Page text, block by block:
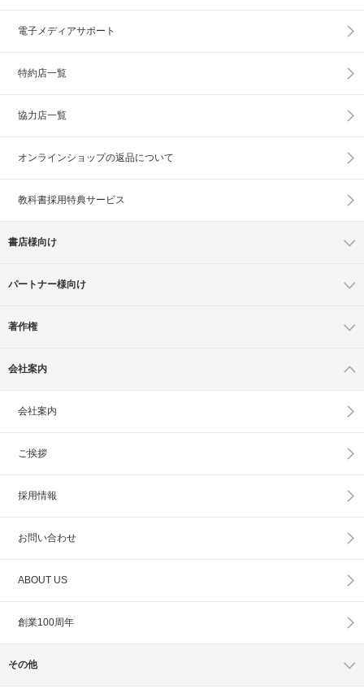
電子メディアサポート
特約店一覧
協力店一覧
オンラインショップの返品について
教科書採用特典サービス
書店様向け
パートナー様向け
著作権
会社案内
会社案内
ご挨拶
採用情報
お問い合わせ
ABOUT US
創業100周年
その他